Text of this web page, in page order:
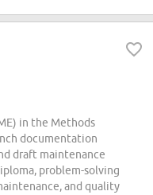
in the Methods
documentation
draft maintenance
problem-solving
and quality